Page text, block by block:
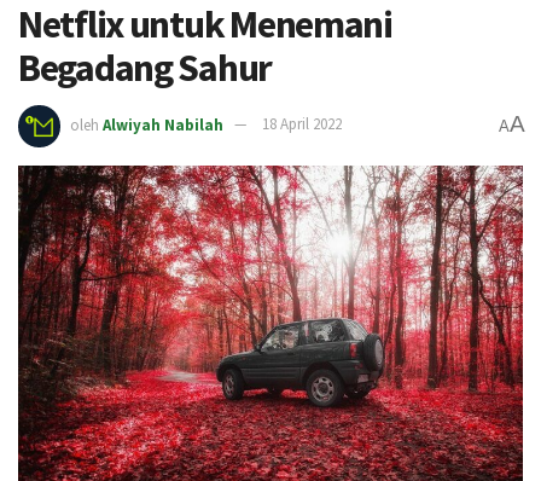
Netflix untuk Menemani
Begadang Sahur
oleh Alwiyah Nabilah 18 April 2022 AA